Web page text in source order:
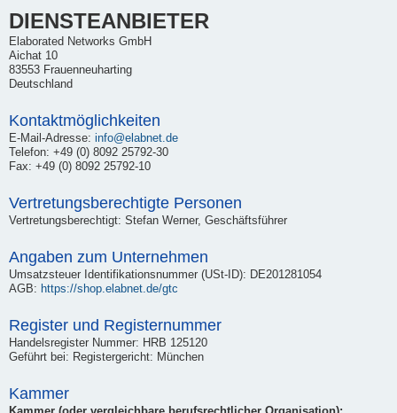
DIENSTEANBIETER
Elaborated Networks GmbH
Aichat 10
83553 Frauenneuharting
Deutschland
Kontaktmöglichkeiten
E-Mail-Adresse: info@elabnet.de
Telefon: +49 (0) 8092 25792-30
Fax: +49 (0) 8092 25792-10
Vertretungsberechtigte Personen
Vertretungsberechtigt: Stefan Werner, Geschäftsführer
Angaben zum Unternehmen
Umsatzsteuer Identifikationsnummer (USt-ID): DE201281054
AGB: https://shop.elabnet.de/gtc
Register und Registernummer
Handelsregister Nummer: HRB 125120
Geführt bei: Registergericht: München
Kammer